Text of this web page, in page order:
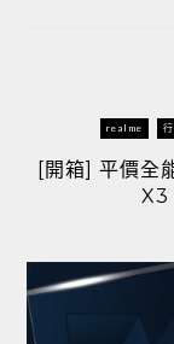
realme
[開箱] 平價
X3